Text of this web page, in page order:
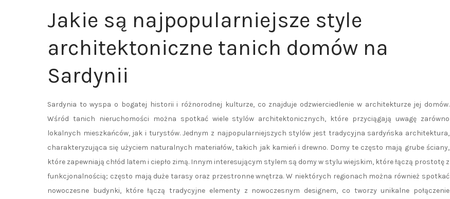
Jakie są najpopularniejsze style
architektoniczne tanich domów na
Sardynii
Sardynia to wyspa o bogatej historii i różnorodnej kulturze, co znajduje odzwierciedlenie w architekturze jej domów.
Wśród tanich nieruchomości można spotkać wiele stylów architektonicznych, które przyciągają uwagę zarówno
lokalnych mieszkańców, jak i turystów. Jednym z najpopularniejszych stylów jest tradycyjna sardyńska architektura,
charakteryzująca się użyciem naturalnych materiałów, takich jak kamień i drewno. Domy te często mają grube ściany,
które zapewniają chłód latem i ciepło zimą. Innym interesującym stylem są domy w stylu wiejskim, które łączą prostotę z
funkcjonalnością; często mają duże tarasy oraz przestronne wnętrza. W niektórych regionach można również spotkać
nowoczesne budynki, które łączą tradycyjne elementy z nowoczesnym designem, co tworzy unikalne połączenie